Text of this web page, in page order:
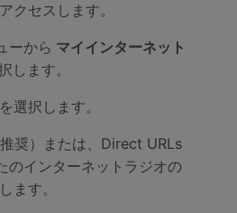
クセスします。
ーから マイインターネット
します。
を選択します。
奨）または、Direct URLs
のインターネットラジオの
ます。